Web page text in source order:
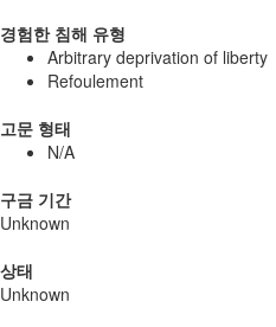
경험한 침해 유형
Arbitrary deprivation of liberty
Refoulement
고문 형태
N/A
구금 기간
Unknown
상태
Unknown